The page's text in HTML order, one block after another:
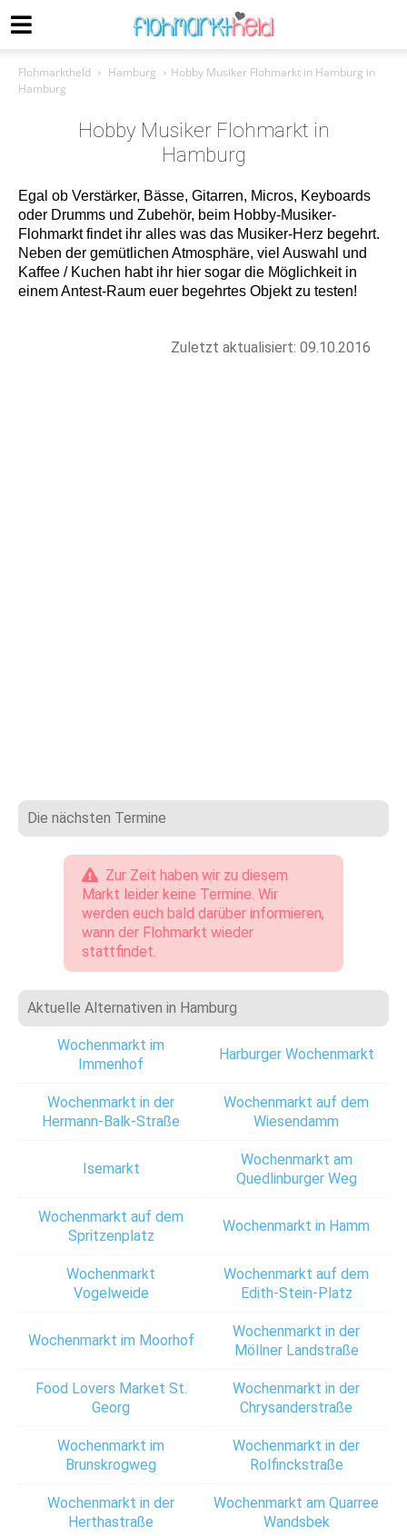
Flohmarktheld Hamburg
Hobby Musiker Flohmarkt in Hamburg in
Hamburg
Hobby Musiker Flohmarkt in
Hamburg
Egal ob Verstärker, Bässe, Gitarren, Micros, Keyboards
oder Drumms und Zubehör, beim Hobby-Musiker-
Flohmarkt findet ihr alles was das Musiker-Herz begehrt.
Neben der gemütlichen Atmosphäre, viel Auswahl und
Kaffee / Kuchen habt ihr hier sogar die Möglichkeit in
einem Antest-Raum euer begehrtes Objekt zu testen!
Zuletzt aktualisiert: 09.10.2016
Die nächsten Termine
Zur Zeit haben wir zu diesem
Markt leider keine Termine. Wir
werden euch bald darüber informieren,
wann der Flohmarkt wieder
stattfindet.
Aktuelle Alternativen in Hamburg
Wochenmarkt im
Immenhof
Harburger Wochenmarkt
Wochenmarkt in der
Hermann-Balk-Straße
Wochenmarkt auf dem
Wiesendamm
Isemarkt
Wochenmarkt am
Quedlinburger Weg
Wochenmarkt auf dem
Spritzenplatz
Wochenmarkt in Hamm
Wochenmarkt
Vogelweide
Wochenmarkt auf dem
Edith-Stein-Platz
Wochenmarkt im Moorhof
Wochenmarkt in der
Möllner Landstraße
Food Lovers Market St.
Georg
Wochenmarkt in der
Chrysanderstraße
Wochenmarkt im
Brunskrogweg
Wochenmarkt in der
Rolfinckstraße
Wochenmarkt in der
Herthastraße
Wochenmarkt am Quarree
Wandsbek